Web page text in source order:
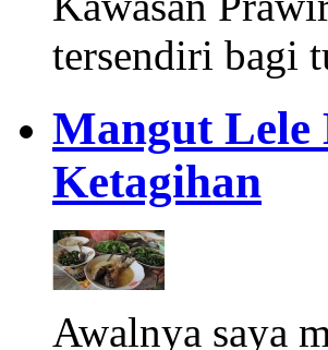
tersendiri bagi
Mangut Lele
Ketagihan
Awalnya saya